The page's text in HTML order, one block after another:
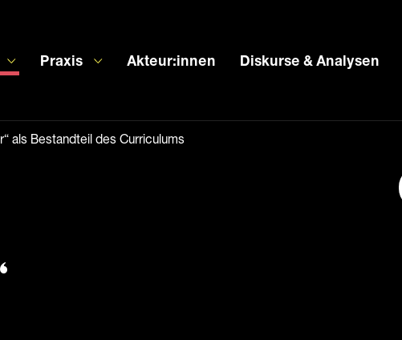
Praxis Akteur:innen Diskurse & Analysen
als Bestandteil des Curriculums